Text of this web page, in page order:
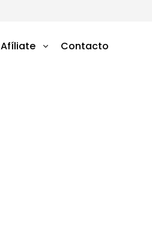
Afíliate Contacto